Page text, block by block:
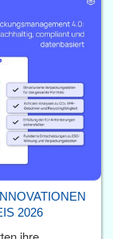
2026